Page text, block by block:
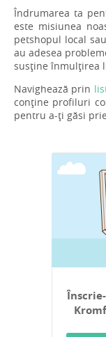
Îndrumarea ta
este misiunea
petshopul local
au adesea
susține înmulțirea
Navighează prin
conține profiluri
pentru a-ți găsi